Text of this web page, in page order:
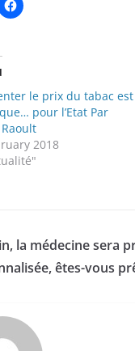
le prix du tabac est
pour l’Etat Par
2018
la médecine sera
êtes-vous